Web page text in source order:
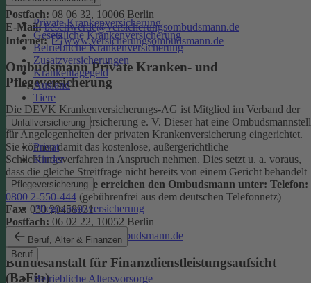
Private Krankenversicherung
Gesetzliche Krankenversicherung
Betriebliche Krankenversicherung
Zusatzversicherungen
Krankentagegeld
Ausland
Tiere
Unfallversicherung
Privat
Kinder
Pflegeversicherung
Pflegezusatzversicherung
Beruf, Alter & Finanzen
Beruf
Betriebliche Altersvorsorge
Postfach: 08 06 32, 10006 Berlin
E-Mail:beschwerde@versicherungsombudsmann.de
Internet:
www.versicherungsombudsmann.de
Ombudsmann Private Kranken- und
Pflegeversicherung
Die DEVK Krankenversicherungs-AG ist Mitglied im Verband der
privaten Krankenversicherung e. V. Dieser hat eine
für Angelegenheiten der privaten Krankenversicherung eingerichtet.
Sie können damit das kostenlose, außergerichtliche
Schlichtungsverfahren in Anspruch nehmen. Dies setzt u. a. voraus,
dass die gleiche Streitfrage nicht bereits von einem Gericht behandelt
wird oder wurde.Sie erreichen den Ombudsmann unter: Telefon:
0800 2-550-444 (gebührenfrei aus dem deutschen Telefonnetz)
Fax: 030 20458931
Postfach: 06 02 22, 10052 Berlin
Internet:
www.pkv-ombudsmann.de
Bundesanstalt für Finanzdienstleistungsaufsicht
(BaFin)